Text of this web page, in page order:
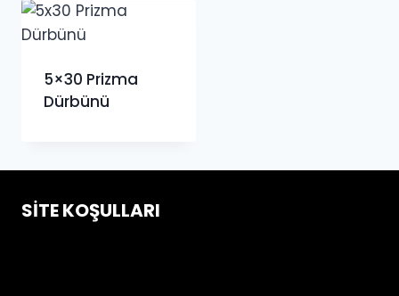
5×30 Prizma
Dürbünü
SITE KOŞULLARI